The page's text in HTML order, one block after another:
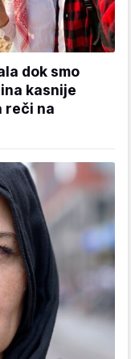
dok smo
kasnije
reči na